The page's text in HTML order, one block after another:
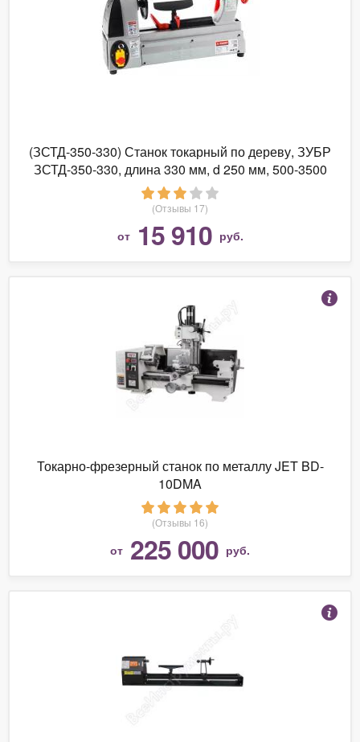
(ЗСТД-350-330) Станок токарный по дереву, ЗУБР
ЗСТД-350-330, длина 330 мм, d 250 мм, 500-3500
об/мин, 350 Вт
(Отзывы 17)
от 15 910 руб.
Токарно-фрезерный станок по металлу JET BD-
10DMA
(Отзывы 16)
от 225 000 руб.